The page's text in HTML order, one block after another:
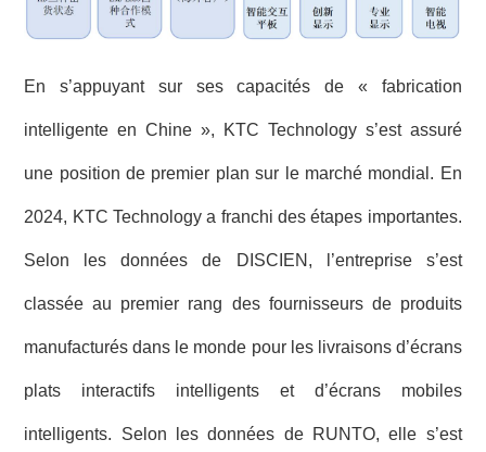
En s’appuyant sur ses capacités de « fabrication
intelligente en Chine », KTC Technology s’est assuré
une position de premier plan sur le marché mondial. En
2024, KTC Technology a franchi des étapes importantes.
Selon les données de DISCIEN, l’entreprise s’est
classée au premier rang des fournisseurs de produits
manufacturés dans le monde pour les livraisons d’écrans
plats interactifs intelligents et d’écrans mobiles
intelligents. Selon les données de RUNTO, elle s’est